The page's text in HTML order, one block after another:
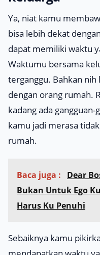
Ya, niat kamu
bisa lebih dekat
dapat memiliki waktu
Waktumu bersama
terganggu. Bahkan nih
dengan orang rumah.
kadang ada
kamu jadi merasa
rumah.
Baca juga :
Dear
Bukan Untuk Ego
Harus Ku Penuhi
Sebaiknya kamu